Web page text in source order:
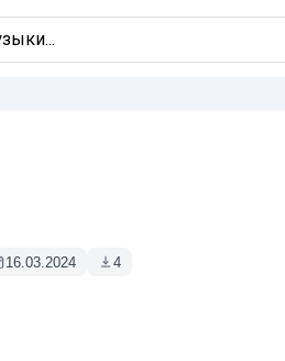
16.03.2024 4